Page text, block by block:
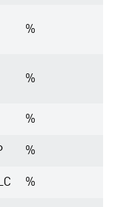
%
%
%
%
%